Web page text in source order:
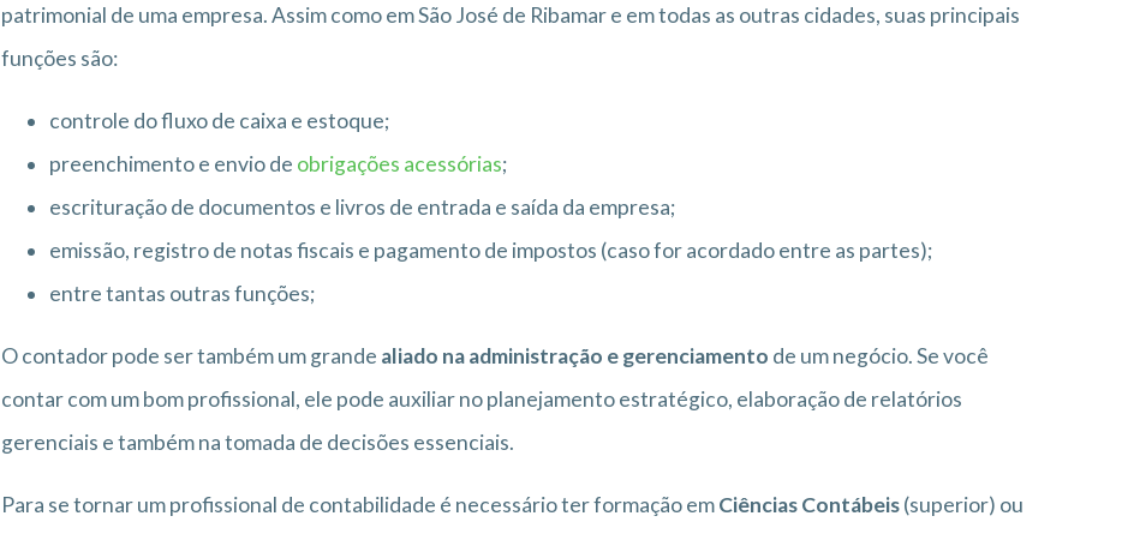
patrimonial de uma empresa. Assim como em São José de Ribamar e em todas as outras cidades, suas principais
funções são:
controle do fluxo de caixa e estoque;
preenchimento e envio de obrigações acessórias;
escrituração de documentos e livros de entrada e saída da empresa;
emissão, registro de notas fiscais e pagamento de impostos (caso for acordado entre as partes);
entre tantas outras funções;
O contador pode ser também um grande aliado na administração e gerenciamento de um negócio. Se você
contar com um bom profissional, ele pode auxiliar no planejamento estratégico, elaboração de relatórios
gerenciais e também na tomada de decisões essenciais.
Para se tornar um profissional de contabilidade é necessário ter formação emCiências Contábeis(superior) ou